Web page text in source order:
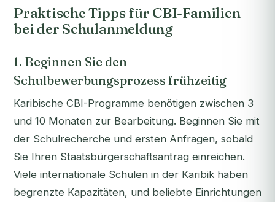
Praktische Tipps für CBI-Familien
bei der Schulanmeldung
1. Beginnen Sie den
Schulbewerbungsprozess frühzeitig
Karibische CBI-Programme benötigen zwischen 3
und 10 Monaten zur Bearbeitung. Beginnen Sie mit
der Schulrecherche und ersten Anfragen, sobald
Sie Ihren Staatsbürgerschaftsantrag einreichen.
Viele internationale Schulen in der Karibik haben
begrenzte Kapazitäten, und beliebte Einrichtungen